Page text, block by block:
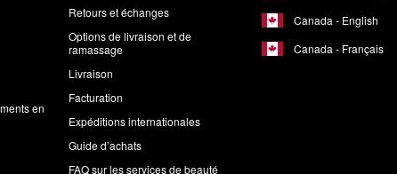
en
Retours et échanges
Options de livraison et de
ramassage
Livraison
Facturation
Expéditions internationales
Guide d’achats
FAQ sur les services de beauté
Canada - English
Canada - Français